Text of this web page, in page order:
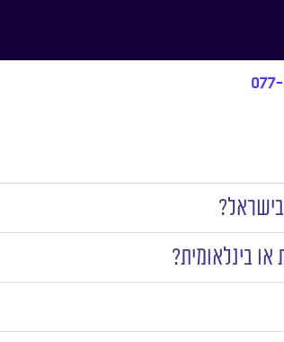
בינלאומית?